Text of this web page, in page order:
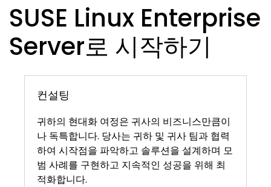
SUSE Linux Enterprise
Server로 시작하기
컨설팅
귀하의 현대화 여정은 귀사의 비즈니스만큼이
나 독특합니다. 당사는 귀하 및 귀사 팀과 협력
하여 시작점을 파악하고 솔루션을 설계하며 모
범 사례를 구현하고 지속적인 성공을 위해 최
적화합니다.